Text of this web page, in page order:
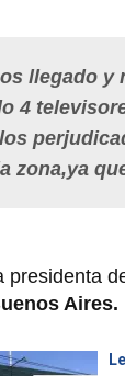
llegado y
4
zona,ya
presidenta
Aires.